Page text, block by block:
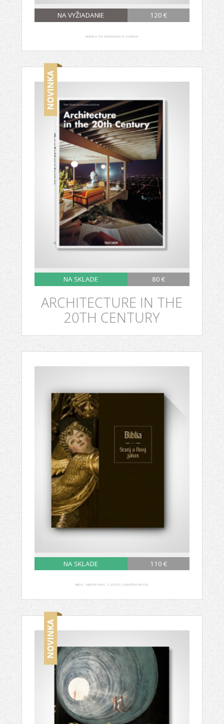
NA VYŽIADANIE 120 €
AMERICA: THE IMAGINATION OF A NATION
NA SKLADE 80 €
ARCHITECTURE IN THE
20TH CENTURY
NA SKLADE 110 €
BIBLIA – MAJSTER PAVOL Z LEVOČE (ZMENŠENÁ VERZIA)